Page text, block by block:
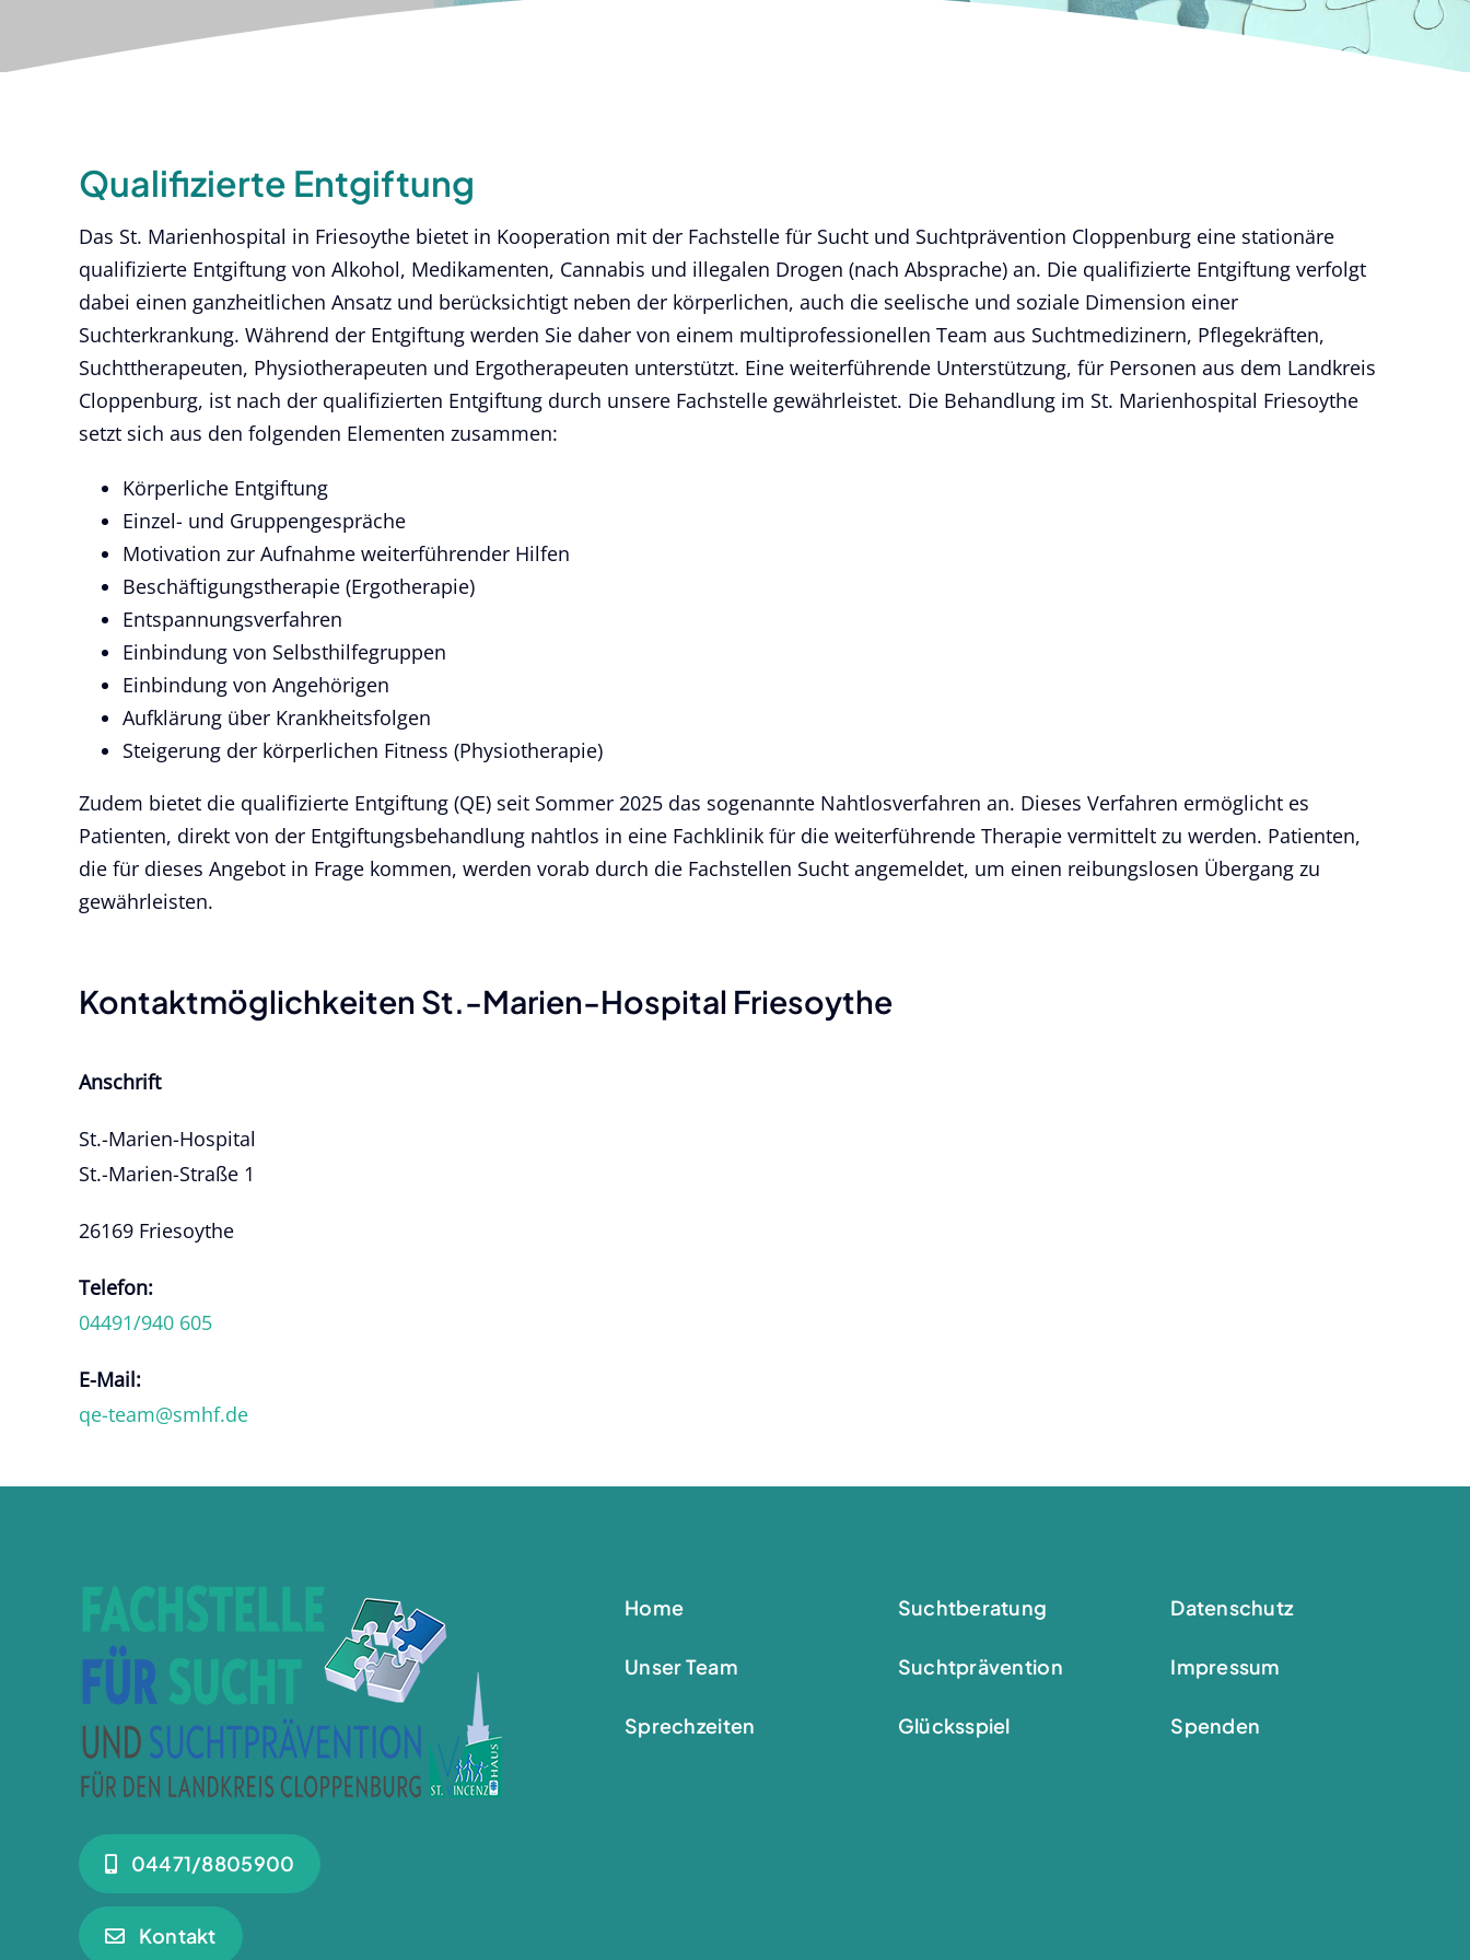
Qualifizierte Entgiftung
Das St. Marienhospital in Friesoythe bietet in Kooperation mit der Fachstelle für Sucht und Suchtprävention Cloppenburg eine stationäre
qualifizierte Entgiftung von Alkohol, Medikamenten, Cannabis und illegalen Drogen (nach Absprache) an. Die qualifizierte Entgiftung verfolgt
dabei einen ganzheitlichen Ansatz und berücksichtigt neben der körperlichen, auch die seelische und soziale Dimension einer
Suchterkrankung. Während der Entgiftung werden Sie daher von einem multiprofessionellen Team aus Suchtmedizinern, Pflegekräften,
Suchttherapeuten, Physiotherapeuten und Ergotherapeuten unterstützt. Eine weiterführende Unterstützung, für Personen aus dem Landkreis
Cloppenburg, ist nach der qualifizierten Entgiftung durch unsere Fachstelle gewährleistet. Die Behandlung im St. Marienhospital Friesoythe
setzt sich aus den folgenden Elementen zusammen:
Körperliche Entgiftung
Einzel- und Gruppengespräche
Motivation zur Aufnahme weiterführender Hilfen
Beschäftigungstherapie (Ergotherapie)
Entspannungsverfahren
Einbindung von Selbsthilfegruppen
Einbindung von Angehörigen
Aufklärung über Krankheitsfolgen
Steigerung der körperlichen Fitness (Physiotherapie)
Zudem bietet die qualifizierte Entgiftung (QE) seit Sommer 2025 das sogenannte Nahtlosverfahren an. Dieses Verfahren ermöglicht es
Patienten, direkt von der Entgiftungsbehandlung nahtlos in eine Fachklinik für die weiterführende Therapie vermittelt zu werden. Patienten,
die für dieses Angebot in Frage kommen, werden vorab durch die Fachstellen Sucht angemeldet, um einen reibungslosen Übergang zu
gewährleisten.
Kontaktmöglichkeiten St.-Marien-Hospital Friesoythe
Anschrift
St.-Marien-Hospital
St.-Marien-Straße 1
26169 Friesoythe
Telefon:
04491/940 605
E-Mail:
qe-team@smhf.de
04471/8805900
Kontakt
Home
Unser Team
Sprechzeiten
Suchtberatung
Suchtprävention
Glücksspiel
Datenschutz
Impressum
Spenden